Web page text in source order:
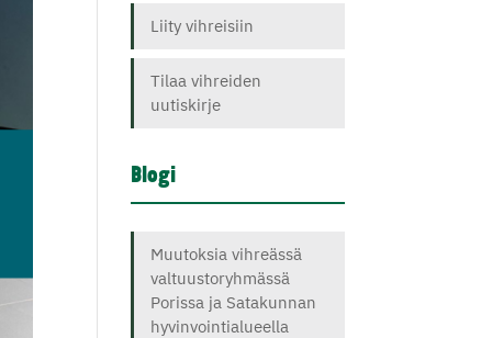
Liity vihreisiin
Tilaa vihreiden
uutiskirje
Blogi
Muutoksia vihreässä
valtuustoryhmässä
Porissa ja Satakunnan
hyvinvointialueella